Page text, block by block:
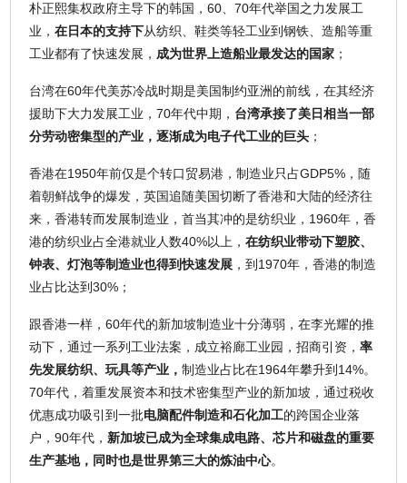
朴正熙集权政府主导下的韩国，60、70年代举国之力发展工
业，在日本的支持下从纺织、鞋类等轻工业到钢铁、造船等重
工业都有了快速发展，成为世界上造船业最发达的国家 ；
台湾在60年代美苏冷战时期是美国制约亚洲的前线，在其经济
援助下大力发展工业，70年代中期， 台湾承接了美日相当一部
分劳动密集型的产业，逐渐成为电子代工业的巨头 ；
香港在1950年前仅是个转口贸易港，制造业只占GDP5%，随
着朝鲜战争的爆发，英国追随美国切断了香港和大陆的经济往
来，香港转而发展制造业，首当其冲的是纺织业，1960年，香
港的纺织业占全港就业人数40%以上，在纺织业带动下塑胶、
钟表、灯泡等制造业也得到快速发展 ，到1970年，香港的制造
业占比达到30%；
跟香港一样，60年代的新加坡制造业十分薄弱，在李光耀的推
动下，通过一系列工业法案，成立裕廊工业园，招商引资，率
先发展纺织、玩具等产业，制造业占比在1964年攀升到14%。
70年代，着重发展资本和技术密集型产业的新加坡，通过税收
优惠成功吸引到一批电脑配件制造和石化加工的跨国企业落
户，90年代，新加坡已成为全球集成电路、芯片和磁盘的重要
生产基地，同时也是世界第三大的炼油中心。